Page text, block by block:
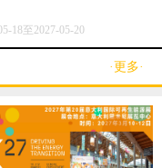
18至2027-05-20
·更多·